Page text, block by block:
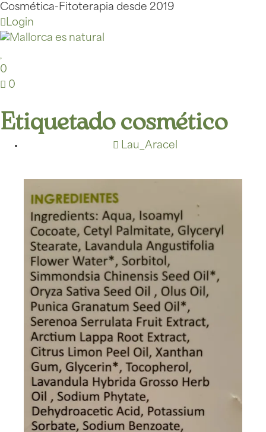
Cosmética-Fitoterapia desde 2019
Login
0
0
Etiquetado cosmético
Lau_Aracel